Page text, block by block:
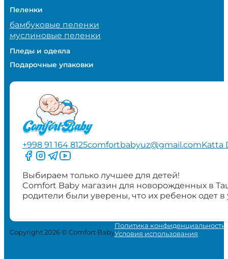
Пеленки
бамбуковые пеленки
муслиновые пеленки
Пледы и одеяла
Подарочные упаковки
+998 91 164 8125comfortbabyuz@gmail.comKatta
Следите за нами на Facebook
Следите за нами в Instagram
Следите за нами в Telegram
Следите за нами в YouTube
Выбираем только лучшее для детей!
Comfort Baby магазин для новорожденных в
родители были уверены, что их ребенок одет
Copyright 2026 © Comfort Baby
Политика конфиденциальности
Условия использования